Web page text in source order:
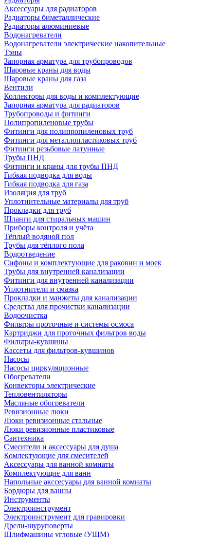
Аксессуары для радиаторов
Радиаторы биметаллические
Радиаторы алюминиевые
Водонагреватели
Водонагреватели электрические накопительные
Тэны
Запорная арматура для трубопроводов
Шаровые краны для воды
Шаровые краны для газа
Вентили
Коллекторы для воды и комплектующие
Запорная арматура для радиаторов
Трубопроводы и фитинги
Полипропиленовые трубы
Фитинги для полипропиленовых труб
Фитинги для металлопластиковых труб
Фитинги резьбовые латунные
Трубы ПНД
Фитинги и краны для трубы ПНД
Гибкая подводка для воды
Гибкая подводка для газа
Изоляция для труб
Уплотнительные материалы для труб
Прокладки для труб
Шланги для стиральных машин
Приборы контроля и учёта
Тёплый водяной пол
Трубы для тёплого пола
Водоотведение
Сифоны и комплектующие для раковин и моек
Трубы для внутренней канализации
Фитинги для внутренней канализации
Уплотнители и смазка
Прокладки и манжеты для канализации
Средства для прочистки канализации
Водоочистка
Фильтры проточные и системы осмоса
Картриджи для проточных фильтров воды
Фильтры-кувшины
Кассеты для фильтров-кувшинов
Насосы
Насосы циркуляционные
Обогреватели
Конвекторы электрические
Тепловентиляторы
Масляные обогреватели
Ревизионные люки
Люки ревизионные стальные
Люки ревизионные пластиковые
Сантехника
Смесители и аксессуары для душа
Комлектующие для смесителей
Аксессуары для ванной комнаты
Комплектующие для ванн
Напольные акссесуары для ванной комнаты
Бордюры для ванны
Инструменты
Электроинструмент
Электроинструмент для гравировки
Дрели-шуруповерты
Шлифмашины угловые (УШМ)